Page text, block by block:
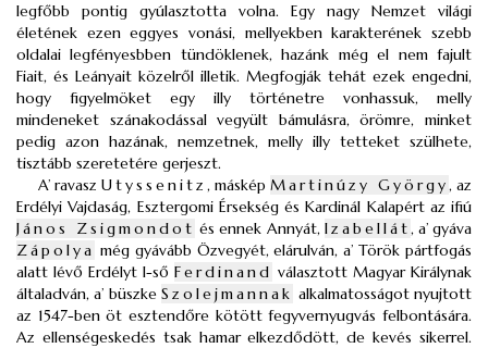
legfőbb pontig gyúlasztotta volna. Egy nagy Nemzet világi
életének ezen eggyes vonási, mellyekben karakterének szebb
oldalai legfényesbben tündöklenek, hazánk még el nem fajult
Fiait, és Leányait közelről illetik. Megfogják tehát ezek engedni,
hogy figyelmöket egy illy történetre vonhassuk, melly
mindeneket szánakodással vegyült bámulásra, örömre, minket
pedig azon hazának, nemzetnek, melly illy tetteket szülhete,
tisztább szeretetére gerjeszt.
A’ ravasz Utyssenitz , máskép Martinúzy György, az
Erdélyi Vajdaság, Esztergomi Érsekség és Kardinál Kalapért az ifiú
János Zsigmondot és ennek Annyát, Izabellát, a’ gyáva
Zápolya még gyávább Özvegyét, elárulván, a’ Török pártfogás
alatt lévő Erdélyt I-ső Ferdinand választott Magyar Királynak
általadván, a’ büszkeSzolejmannak alkalmatosságot nyujtott
az 1547-ben öt esztendőre kötött fegyvernyugvás felbontására.
Az ellenségeskedés tsak hamar elkezdődött, de kevés sikerrel.